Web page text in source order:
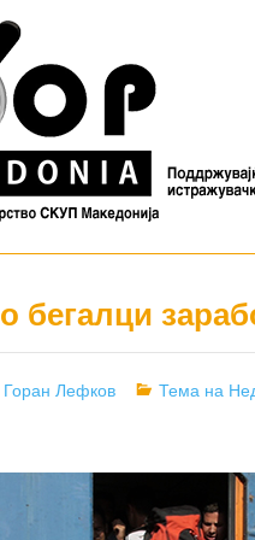
бегалци
Author
Горан Лефков Categories
Тема на